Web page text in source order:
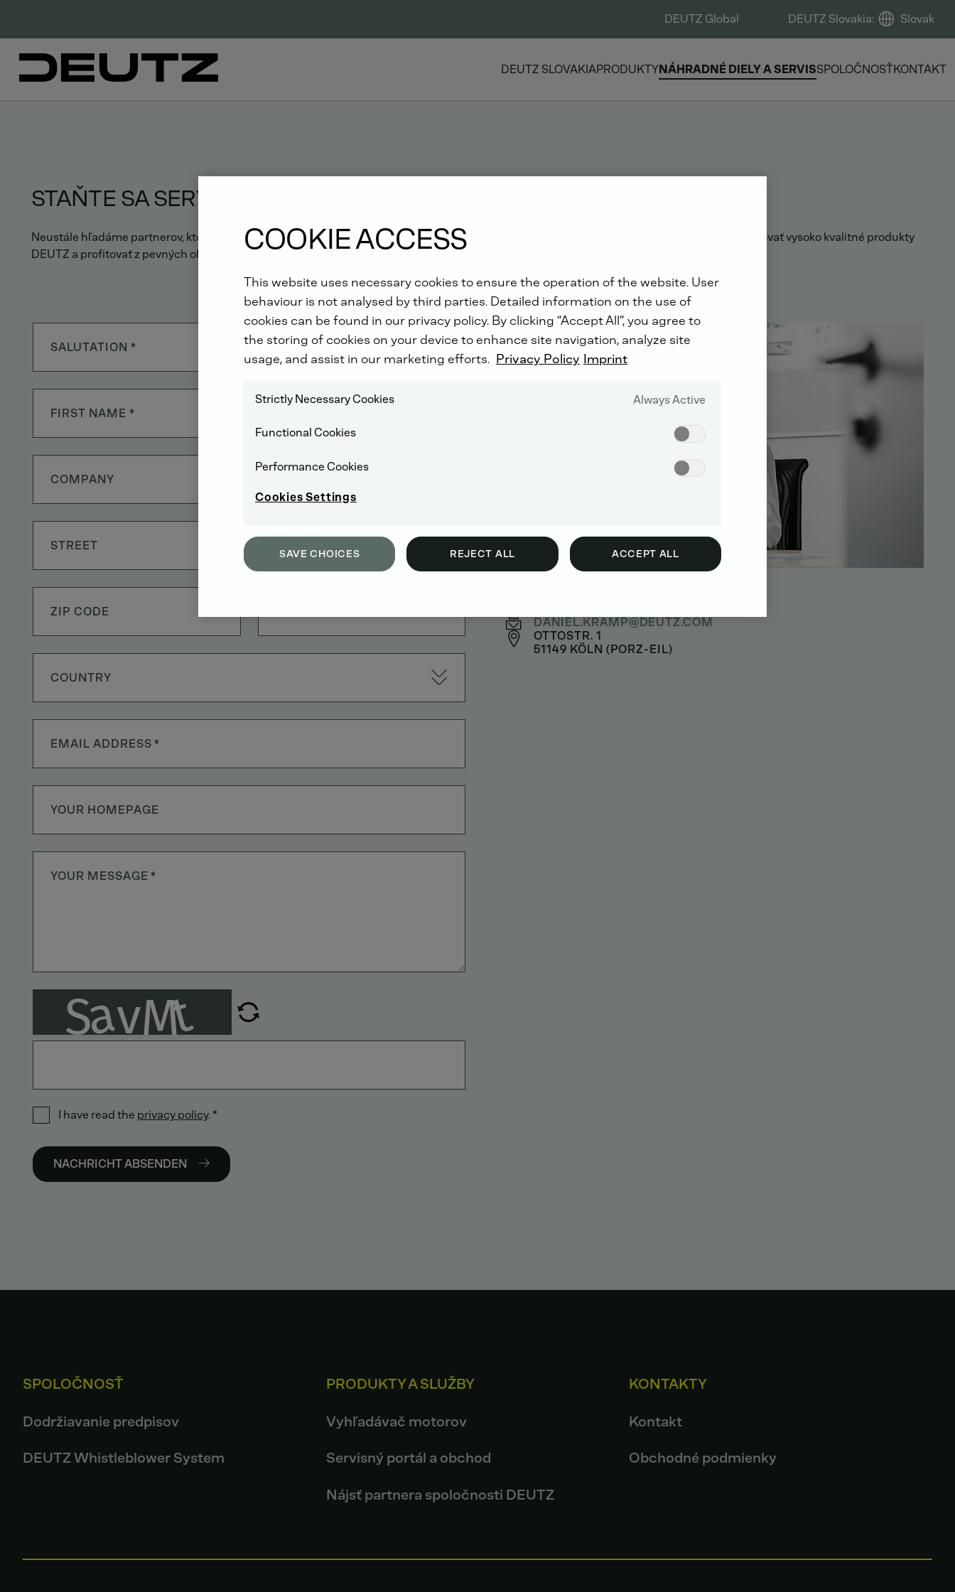
DEUTZ Global DEUTZ Slovakia: Slovak
DEUTZ SLOVAKIAPRODUKTYNÁHRADNÉ DIELY A SERVISSPOLOČNOSŤKONTAKT
STAŇTE SA SERVISNÝM PARTNEROM SPOLOČNOSTI DEUTZ
Neustále hľadáme partnerov, ktorí zdieľajú našu vášeň pre kvalitu a služby! Chcete poskytovať svojim zákazníkom vynikajúce služby, distribuovať vysoko kvalitné produkty
DEUTZ a profitovať z pevných obchodných základov?
SALUTATION *
COUNTRY
I have read the privacy policy. *
NACHRICHT ABSENDEN
DANIEL.KRAMP
DEUTZ COM
OTTOSTR. 1
51149 KÖLN (PORZ-EIL)
SPOLOČNOSŤ
Dodržiavanie predpisov
DEUTZ Whistleblower System
PRODUKTY A SLUŽBY
Vyhľadávač motorov
Servisný portál a obchod
Nájsť partnera spoločnosti DEUTZ
KONTAKTY
Kontakt
Obchodné podmienky
COOKIE ACCESS
This website uses necessary cookies to ensure the operation of the website. User
behaviour is not analysed by third parties. Detailed information on the use of
cookies can be found in our privacy policy. By clicking “Accept All”, you agree to
the storing of cookies on your device to enhance site navigation, analyze site
usage, and assist in our marketing efforts. Privacy Policy Imprint
Strictly Necessary Cookies Always Active
Functional Cookies
Performance Cookies
Cookies Settings
SAVE CHOICES REJECT ALL ACCEPT ALL